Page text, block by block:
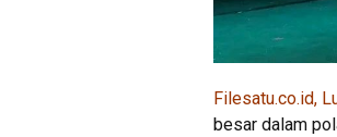
Filesatu.co.id,
besar dalam